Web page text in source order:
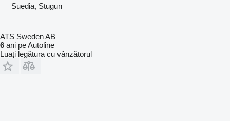
Suedia, Stugun
ATS Sweden AB
6 ani pe Autoline
Luați legătura cu vânzătorul